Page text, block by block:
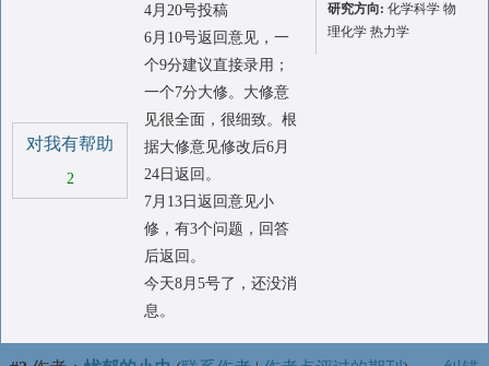
对我有帮助
2
4月20号投稿
6月10号返回意见，一
个9分建议直接录用；
一个7分大修。大修意
见很全面，很细致。根
据大修意见修改后6月
24日返回。
7月13日返回意见小
修，有3个问题，回答
后返回。
今天8月5号了，还没消
息。
研究方向: 化学科学 物
理化学 热力学